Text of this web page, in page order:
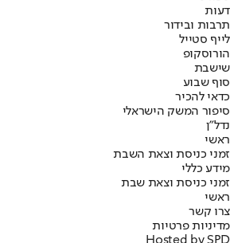
דעות
תרבות ובידור
לייף סטייל
הורוסקופ
שישבת
סוף שבוע
כדאי להכיר
סיפור המשק הישראלי
נדל"ן
ראשי
זמני כניסת וצאת השבת
מידע כללי
זמני כניסת וצאת שבת
ראשי
צרו קשר
מדיניות פרטיות